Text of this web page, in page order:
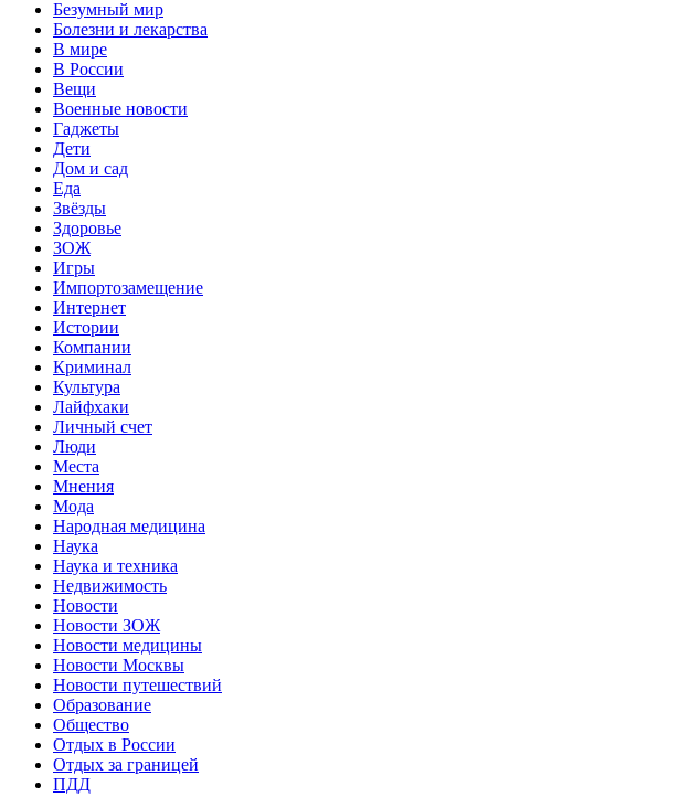
Безумный мир
Болезни и лекарства
В мире
В России
Вещи
Военные новости
Гаджеты
Дети
Дом и сад
Еда
Звёзды
Здоровье
ЗОЖ
Игры
Импортозамещение
Интернет
Истории
Компании
Криминал
Культура
Лайфхаки
Личный счет
Люди
Места
Мнения
Мода
Народная медицина
Наука
Наука и техника
Недвижимость
Новости
Новости ЗОЖ
Новости медицины
Новости Москвы
Новости путешествий
Образование
Общество
Отдых в России
Отдых за границей
ПДД